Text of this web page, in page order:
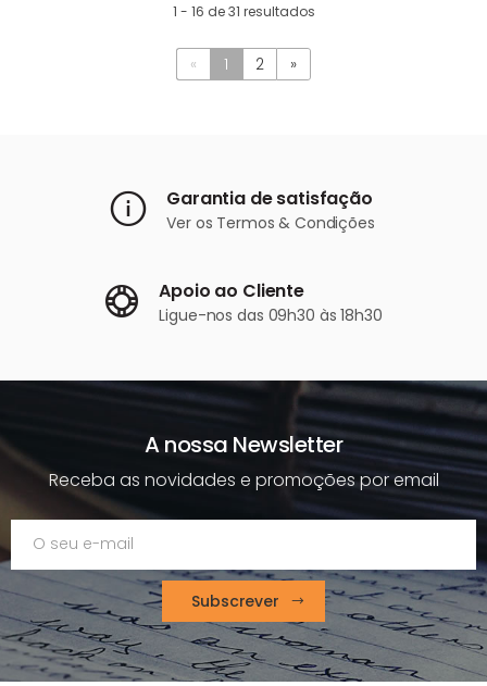
1 - 16 de 31 resultados
« 1 2 »
Garantia de satisfação
Ver os Termos & Condições
Apoio ao Cliente
Ligue-nos das 09h30 às 18h30
A nossa Newsletter
Receba as novidades e promoções por email
Subscrever